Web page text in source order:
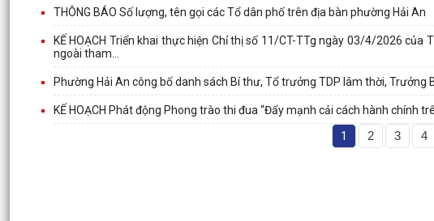
THÔNG BÁO Số lượng, tên gọi các Tổ dân phố trên địa bàn phường Hải An
KẾ HOẠCH Triển khai thực hiện Chỉ thị số 11/CT-TTg ngày 03/4/2026
ngoài tham...
Phường Hải An công bố danh sách Bí thư, Tổ trưởng TDP lâm thời,
KẾ HOẠCH Phát động Phong trào thi đua “Đẩy mạnh cải cách hành chính
1 2 3 4